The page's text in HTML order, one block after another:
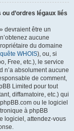
d’ordres légaux liés
devraient être un
aucune
du domaine
WHOIS), ou, si
Free, etc.), le service
n’a absolument aucune
de comment,
Limited pour tout
diffamatoire, etc.) qui
ou le logiciel
à phpBB
logiciel, attendez-vous